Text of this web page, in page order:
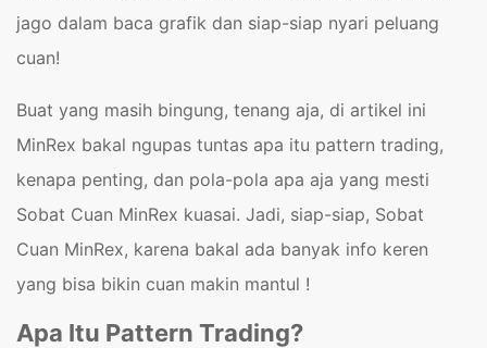
jago dalam baca grafik dan siap-siap nyari peluang
cuan!
Buat yang masih bingung, tenang aja, di artikel ini
MinRex bakal ngupas tuntas apa itu pattern trading,
kenapa penting, dan pola-pola apa aja yang mesti
Sobat Cuan MinRex kuasai. Jadi, siap-siap, Sobat
Cuan MinRex, karena bakal ada banyak info keren
yang bisa bikin cuan makin mantul !
Apa Itu Pattern Trading?